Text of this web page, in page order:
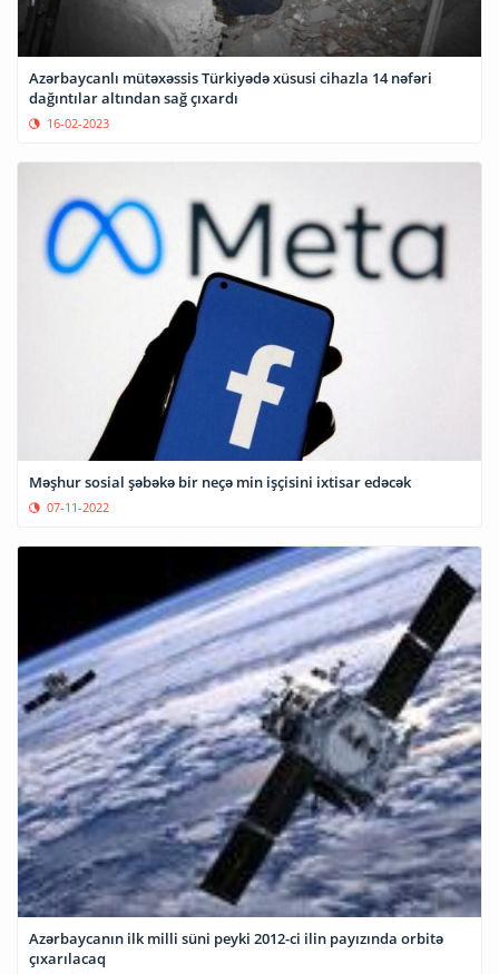
Azərbaycanlı mütəxəssis Türkiyədə xüsusi cihazla 14 nəfəri
dağıntılar altından sağ çıxardı
16-02-2023
Məşhur sosial şəbəkə bir neçə min işçisini ixtisar edəcək
07-11-2022
Azərbaycanın ilk milli süni peyki 2012-ci ilin payızında orbitə
çıxarılacaq